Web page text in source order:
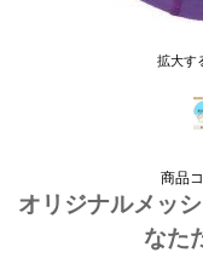
拡大す
商品
オリジナルメ
なた